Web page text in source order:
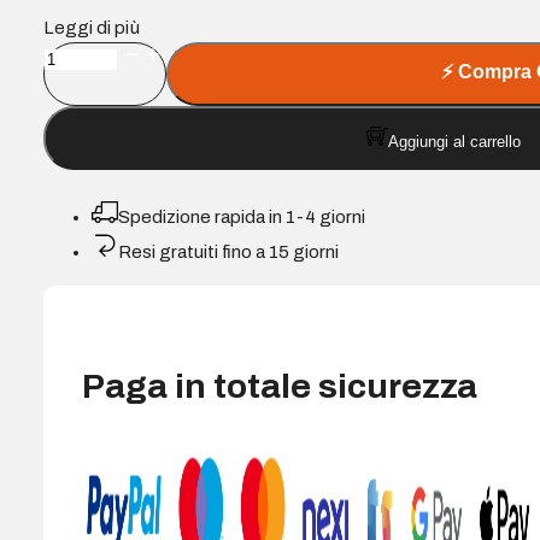
Leggi di più
Cartuccia
Compatibile
HP
CE505X/CF280X
Nero
Sostituisce
05X/80X
⚡Compra
Aggiungi al carrello
Spedizione rapida in 1-4 giorni
Resi gratuiti fino a 15 giorni
Paga in totale sicurezza